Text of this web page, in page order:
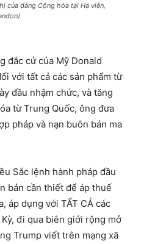
của đảng Cộng hòa tại Hạ viện,
đắc cử của Mỹ Donald
với tất cả các sản phẩm từ
đầu nhậm chức, và tăng
từ Trung Quốc, ông đưa
pháp và nạn buôn bán ma
Sắc lệnh hành pháp đầu
bản cần thiết để áp thuế
áp dụng với TẤT CẢ các
đi qua biên giới rộng mở
Trump viết trên mạng xã